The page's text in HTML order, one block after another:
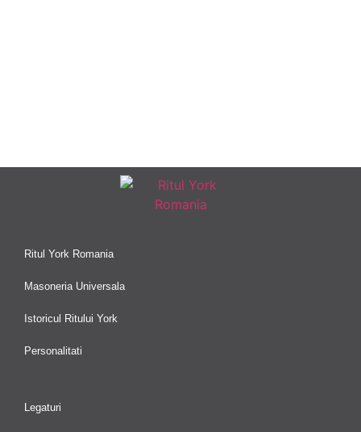
Ritul York Romania
Masoneria Universala
Istoricul Ritului York
Personalitati
Legaturi